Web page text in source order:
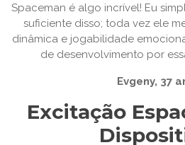
Spaceman é algo incrível! Eu
suficiente disso; toda vez ele
dinâmica e jogabilidade
de desenvolvimento por
Evgeny, 37
Excitação